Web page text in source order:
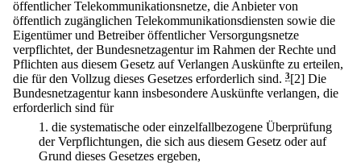
öffentlicher Telekommunikationsnetze, die Anbieter von
öffentlich zugänglichen Telekommunikationsdiensten sowie die
Eigentümer und Betreiber öffentlicher Versorgungsnetze
verpflichtet, der Bundesnetzagentur im Rahmen der Rechte und
Pflichten aus diesem Gesetz auf Verlangen Auskünfte zu erteilen,
die für den Vollzug dieses Gesetzes erforderlich sind. 3[2] Die
Bundesnetzagentur kann insbesondere Auskünfte verlangen, die
erforderlich sind für
1. die systematische oder einzelfallbezogene Überprüfung
der Verpflichtungen, die sich aus diesem Gesetz oder auf
Grund dieses Gesetzes ergeben,